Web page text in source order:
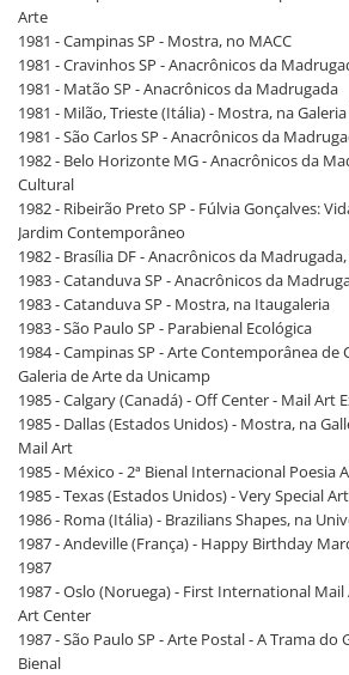
Arte
1981 - Campinas SP - Mostra, no MACC
1981 - Cravinhos SP - Anacrônicos da
1981 - Matão SP - Anacrônicos da Madrugada
1981 - Milão, Trieste (Itália) - Mostra, na
1981 - São Carlos SP - Anacrônicos da
1982 - Belo Horizonte MG - Anacrônicos da
Cultural
1982 - Ribeirão Preto SP - Fúlvia Gonçalves:
Jardim Contemporâneo
1982 - Brasília DF - Anacrônicos da
1983 - Catanduva SP - Anacrônicos da
1983 - Catanduva SP - Mostra, na Itaugaleria
1983 - São Paulo SP - Parabienal Ecológica
1984 - Campinas SP - Arte Contemporânea de
Galeria de Arte da Unicamp
1985 - Calgary (Canadá) - Off Center - Mail Art
1985 - Dallas (Estados Unidos) - Mostra, na
Mail Art
1985 - México - 2ª Bienal Internacional Poesia
1985 - Texas (Estados Unidos) - Very Special
1986 - Roma (Itália) - Brazilians Shapes, na
1987 - Andeville (França) - Happy Birthday
1987
1987 - Oslo (Noruega) - First International
Art Center
1987 - São Paulo SP - Arte Postal - A Trama do
Bienal